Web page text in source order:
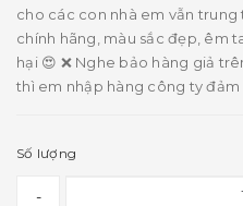
cho các con nhà em vẫn trung
chính hãng, màu sắc đẹp, êm
hại 😍 ❌ Nghe bảo hàng giả
thì em nhập hàng công ty đảm
Số lượng
-